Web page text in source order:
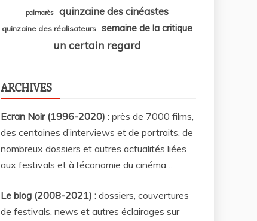
palmarès quinzaine des cinéastes
quinzaine des réalisateurs semaine de la critique
un certain regard
ARCHIVES
Ecran Noir (1996-2020) : près de 7000 films,
des centaines d’interviews et de portraits, de
nombreux dossiers et autres actualités liées
aux festivals et à l’économie du cinéma…
Le blog (2008-2021) : dossiers, couvertures
de festivals, news et autres éclairages sur